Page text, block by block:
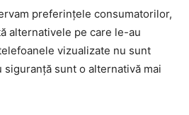
preferințele consumatorilor,
alternativele pe care le-au
vizualizate nu sunt
sunt o alternativă mai